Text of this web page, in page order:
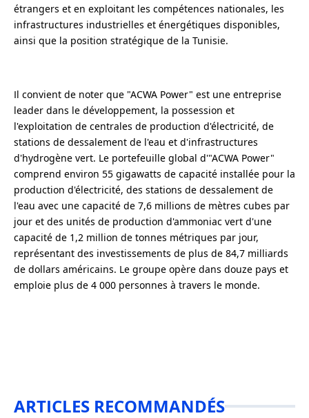
étrangers et en exploitant les compétences nationales, les
infrastructures industrielles et énergétiques disponibles,
ainsi que la position stratégique de la Tunisie.
Il convient de noter que "ACWA Power" est une entreprise
leader dans le développement, la possession et
l'exploitation de centrales de production d'électricité, de
stations de dessalement de l'eau et d'infrastructures
d'hydrogène vert. Le portefeuille global d'"ACWA Power"
comprend environ 55 gigawatts de capacité installée pour la
production d'électricité, des stations de dessalement de
l'eau avec une capacité de 7,6 millions de mètres cubes par
jour et des unités de production d'ammoniac vert d'une
capacité de 1,2 million de tonnes métriques par jour,
représentant des investissements de plus de 84,7 milliards
de dollars américains. Le groupe opère dans douze pays et
emploie plus de 4 000 personnes à travers le monde.
ARTICLES RECOMMANDÉS